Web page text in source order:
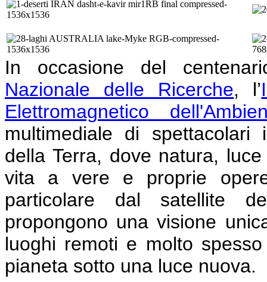
In occasione del
Nazionale delle Ricerche, l’
Elettromagnetico
multimediale di spettacolari
della Terra, dove natura,
vita a vere e proprie
particolare dal satellite
propongono una visione
luoghi remoti e molto
pianeta sotto una luce nuova.